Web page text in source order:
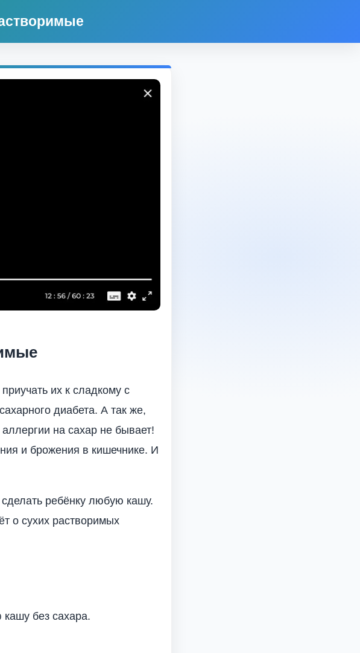
их к сладкому с
диабета. А так же,
на сахар не бывает!
и брожения в кишечнике. И
ребёнку любую кашу.
о сухих растворимых
без сахара.